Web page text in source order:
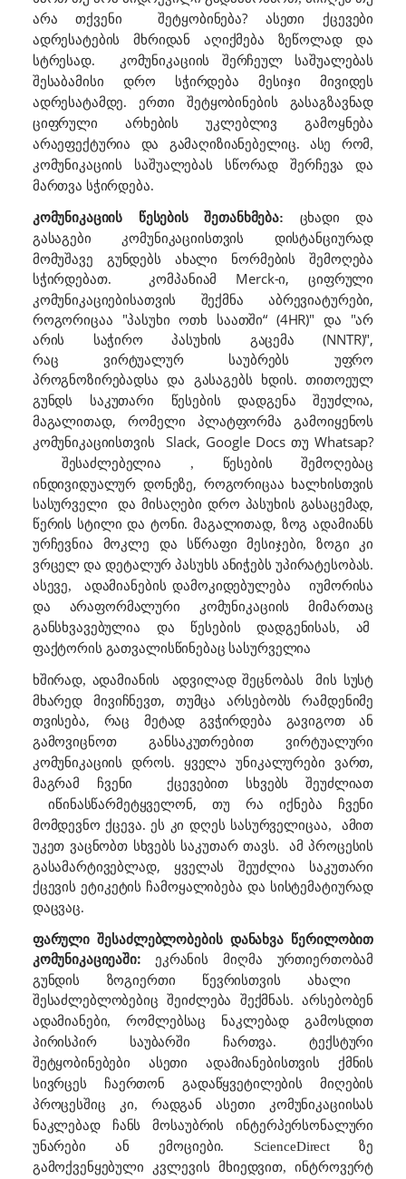
არა თქვენი
შეტყობინება?
ასეთი ქცევები
ადრესატების მხრიდან აღიქმება ზეწოლად და
სტრესად.
კომუნიკაციის შერჩეულ საშუალებას
შესაბამისი დრო სჭირდება მესიჯი მივიდეს
ადრესატამდე. ერთი შეტყობინების გასაგზავნად
ციფრული არხების უკლებლივ გამოყნება
არაეფექტურია და გამაღიზიანებელიც. ასე რომ,
კომუნიკაციის საშუალებას სწორად შერჩევა და
მართვა სჭირდება.
კომუნიკაციის წესების შეთანხმება: ცხადი და
გასაგები კომუნიკაციისთვის დისტანციურად
მომუშავე გუნდებს ახალი ნორმების შემოღება
სჭირდებათ. კომპანიამ Merck-ი, ციფრული
კომუნიკაციებისათვის შექმნა აბრევიატურები,
როგორიცაა "პასუხი ოთხ საათში“ (4HR)" და "არ
არის საჭირო პასუხის გაცემა (NNTR)",
რაც
ვირტუალურ საუბრებს უფრო
პროგნოზირებადსა და
გასაგებს
ხდის. თითოეულ
გუნდს საკუთარი
წესების დადგენა შეუძლია,
მაგალითად,რომელი პლატფორმა გამოიყენოს
კომუნიკაციისთვის
Slack, Google Docsთუ Whatsap?
შესაძლებელია , წესების შემოღებაც
ინდივიდუალურ დონეზე, როგორიცაა ხალხისთვის
სასურველი
და მისაღები დრო პასუხის გასაცემად,
წერის სტილი და ტონი. მაგალითად, ზოგ ადამიანს
ურჩევნია მოკლე და
სწრაფი მესიჯები, ზოგი კი
ვრცელ და დეტალურ პასუხს ანიჭებს უპირატესობას.
ასევე, ადამიანების დამოკიდებულება
იუმორისა
და არაფორმალური კომუნიკაციის მიმართაც
განსხვავებულია და წესების დადგენისას, ამ
ფაქტორის გათვალისწინებაც სასურველია
ხშირად, ადამიანის ადვილადშეცნობას მის სუსტ
მხარედ მივიჩნევთ, თუმცა არსებობს რამდენიმე
თვისება, რაც მეტადგვჭირდება გავიგოთ ან
გამოვიცნოთ განსაკუთრებით ვირტუალური
კომუნიკაციის დროს.
ყველა უნიკალურები ვართ,
მაგრამ ჩვენი ქცევებით სხვებს შეუძლიათ
იწინასწარმეტყველონ, თუ რაიქნება ჩვენი
მომდევნო ქცევა. ეს კი დღეს სასურველიცაა,
ამით
უკეთ ვაცნობთ სხვებს საკუთარ თავს. ამპროცესის
გასამარტივებლად, ყველას შეუძლია საკუთარი
ქცევის ეტიკეტის ჩამოყალიბება და სისტემატიურად
დაცვაც.
ფარული შესაძლებლობების დანახვა წერილობით
კომუნიკაციეაში:ეკრანის მიღმა ურთიერთობამ
გუნდის ზოგიერთი წევრისთვის ახალი
შესაძლებლობებიც შეიძლება შექმნას.არსებობენ
ადამიანები, რომლებსაც ნაკლებად გამოსდით
პირისპირ საუბარში ჩართვა. ტექსტური
შეტყობინებები ასეთი ადამიანებისთვის ქმნის
სივრცეს ჩაერთონ გადაწყვეტილების მიღების
პროცესშიც კი, რადგან ასეთი კომუნიკაციისას
ნაკლებად ჩანს მოსაუბრის ინტერპერსონალური
უნარები ან ემოციები. ScienceDirectზე
გამოქვენყებული კვლევის მხიედვით, ინტროვერტ